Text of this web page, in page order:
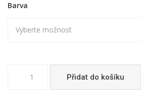
Barva
Přidat do košíku